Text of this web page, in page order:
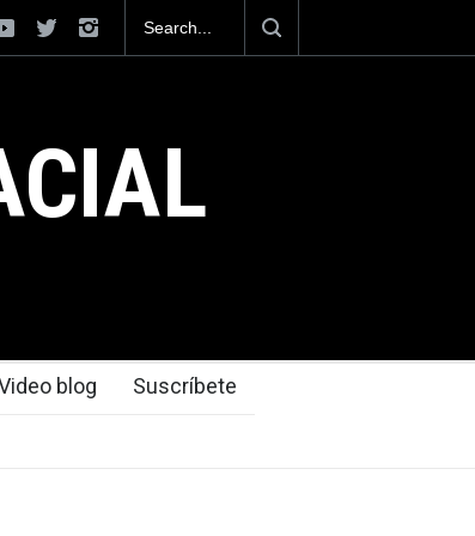
que dejó el Mundial 2026 ocurrió
blog Suscríbete